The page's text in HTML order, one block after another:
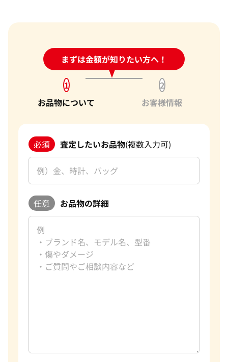
売却するか悩んでいるのですが、査定だけお願いできます
1点からでも査定できますか？
まずは金額が知りたい方へ！
24時間受付中!問い合わせフォーム
1
お品物について
2
お客様情報
必須 査定したいお品物(複数入力可)
任意 お品物の詳細